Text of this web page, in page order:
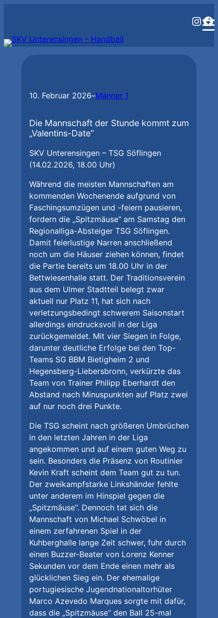
springen
10. Februar 2026–Männer 1
Die Mannschaft der Stunde kommt zum
„Valentins-Date“
SKV Unterensingen – TSG Söflingen
(14.02.2026, 18.00 Uhr)
Während die meisten Mannschaften am
kommenden Wochenende aufgrund von
Faschingsumzügen und -feiern pausieren,
fordern die „Spitzmäuse“ am Samstag den
Regionalliga-Absteiger TSG Söflingen.
Damit feierlustige Narren anschließend
noch um die Häuser ziehen können, findet
die Partie bereits um 18.00 Uhr in der
Bettwiesenhalle statt. Der Traditionsverein
aus dem Ulmer Stadtteil belegt zwar
aktuell nur Platz 11, hat sich nach
verletzungsbedingt schwerem Saisonstart
allerdings eindrucksvoll in der Liga
zurückgemeldet. Mit vier Siegen in Folge,
darunter deutliche Erfolge bei den Top-
Teams SG BBM Bietigheim 2 und
Hegensberg-Liebersbronn, verkürzte das
Team von Trainer Philipp Eberhardt den
Abstand nach Minuspunkten auf Platz zwei
auf nur noch drei Punkte.
Die TSG scheint nach größeren Umbrüchen
in den letzten Jahren in der Liga
angekommen und auf einem guten Weg zu
sein. Besonders die Präsenz von Routinier
Kevin Kraft scheint dem Team gut zu tun.
Der zweikampfstarke Linkshänder fehlte
unter anderem im Hinspiel gegen die
„Spitzmäuse“. Dennoch tat sich die
Mannschaft von Michael Schwöbel in
einem zerfahrenen Spiel in der
Kuhberghalle lange Zeit schwer, fuhr durch
einen Buzzer-Beater von Lorenz Kenner
Sekunden vor dem Ende einen mehr als
glücklichen Sieg ein. Der ehemalige
portugiesische Jugendnationaltorhüter
Marco Azevedo Marques sorgte mit dafür,
dass die „Spitzmäuse“ den Ball 25-mal